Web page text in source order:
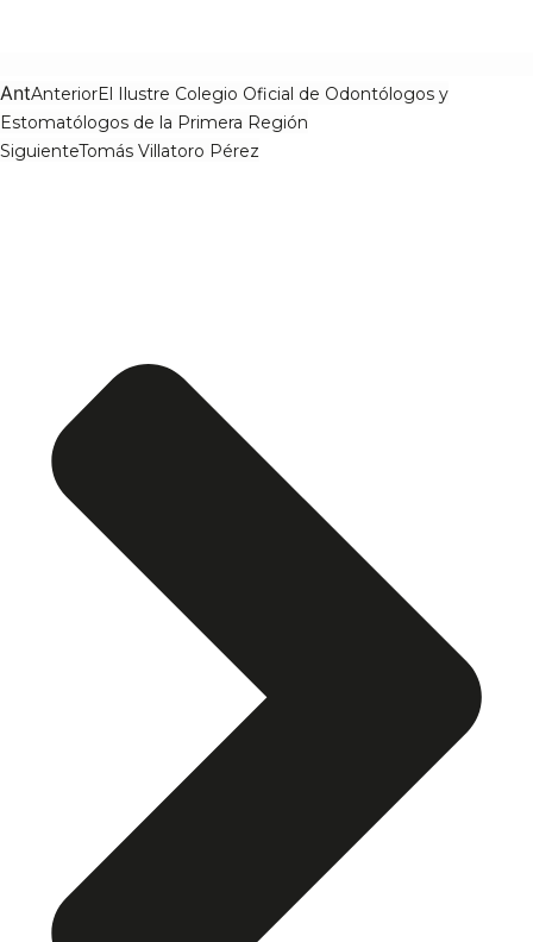
AntAnteriorEl Ilustre Colegio Oficial de Odontólogos y
Estomatólogos de la Primera Región
SiguienteTomás Villatoro Pérez